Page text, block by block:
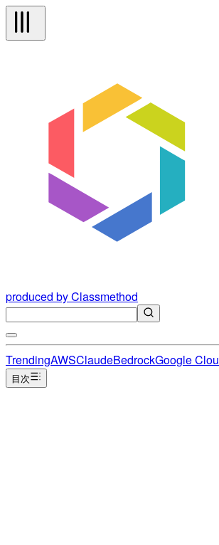
produced by Classmethod
TrendingAWSClaudeBedrockGoogle
目次